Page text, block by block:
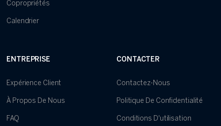
Copropriétés
Calendrier
ENTREPRISE
Expérience Client
À Propos De Nous
FAQ
CONTACTER
Contactez-Nous
Politique De Confidentialité
Conditions D'utilisation